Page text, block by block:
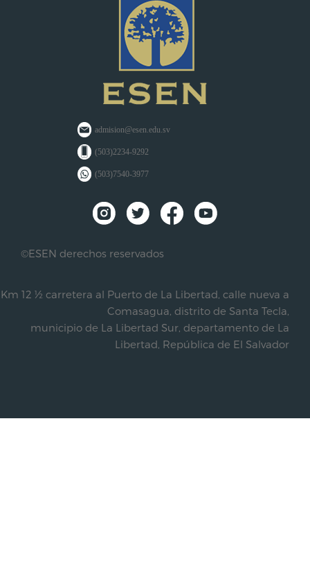
admision@esen.edu.sv
(503)2234-9292
(503)7540-3977
©ESEN derechos reservados
Km 12 ½ carretera al Puerto de La Libertad, calle nueva a
Comasagua, distrito de Santa Tecla,
municipio de La Libertad Sur, departamento de La
Libertad, República de El Salvador